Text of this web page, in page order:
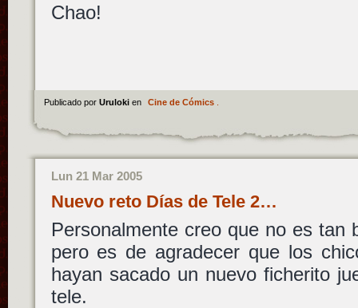
Chao!
Publicado por Uruloki en Cine de Cómics.
Lun 21 Mar 2005
Nuevo reto Días de Tele 2…
Personalmente creo que no es tan
pero es de agradecer que los
hayan sacado un nuevo ficherito
tele.